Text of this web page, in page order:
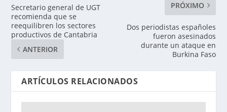
Secretario general de UGT
recomienda que se
reequilibren los sectores
productivos de Cantabria
ANTERIOR
PRÓXIMO
Dos periodistas españoles
fueron asesinados
durante un ataque en
Burkina Faso
ARTÍCULOS RELACIONADOS